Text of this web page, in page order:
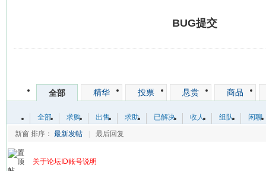
BUG提交
全部 精华 投票 悬赏 商品
全部 求购 出售 求助 已解决 收人 组队
闲聊
新窗 排序： 最新发帖 最后回复
关于论坛ID账号说明